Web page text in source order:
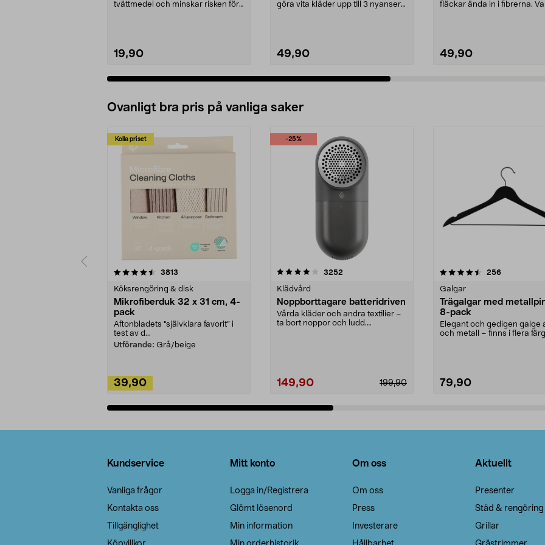
tvättmedel och minskar risken för
19,90
göra vita kläder upp till 3 nyanser
49,90
fläckar ända in i fibrerna.
49,90
Ovanligt bra pris på vanliga saker
Kolla priset
3813
Köksrengöring & disk
Mikrofiberduk 32 x 31 cm, 4-
pack
Aftonbladets "självklara favorit” i
test av d...
Utförande: Grå/beige
39,90
-25%
4.0av 5 stjärnor 3252
Klädvård
Noppborttagare batteridriven
Vårda kläder och andra textilier –
ta bort noppor och ludd.
199,90
149,90
4.5av 5 stjärnor 256recensioner
Galgar
Trägalgar med
8-pack
Elegant och gedigen galge
och metall – finns i flera
79,90
4.0av 5 stjärnor
Kundservice
Vanliga frågor
Kontakta oss
Tillgänglighet
Mitt konto
Logga in/Registrera
Glömt lösenord
Min information
Om oss
Om oss
Press
Investerare
Aktuellt
Presenter
Städ & rengöring
Grillar